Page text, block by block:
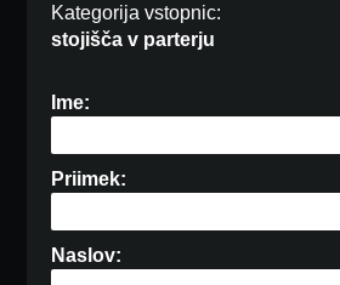
Kategorija vstopnic:
stojišča v parterju
Ime:
Priimek:
Naslov: